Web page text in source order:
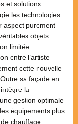
et solutions
les technologies
aspect purement
objets
limitée
entre l’artiste
cette nouvelle
sa façade en
la
gestion optimale
équipements plus
chauffage